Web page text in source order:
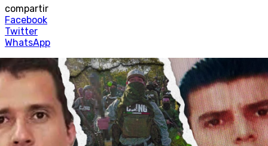
compartir
Facebook
Twitter
WhatsApp